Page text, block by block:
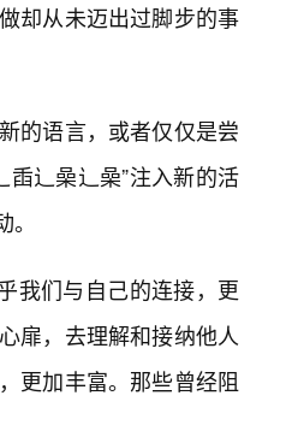
却从未迈出过脚步的事
的语言，或者仅仅是尝
辶喿辶喿”注入新的活
我们与自己的连接，更
扉，去理解和接纳他人
更加丰富。那些曾经阻